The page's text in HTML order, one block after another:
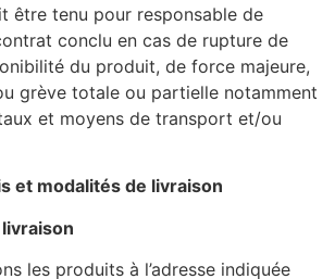
être tenu pour responsable de
conclu en cas de rupture de
du produit, de force majeure,
grève totale ou partielle notamment
et moyens de transport et/ou
et modalités de livraison
les produits à l’adresse indiquée